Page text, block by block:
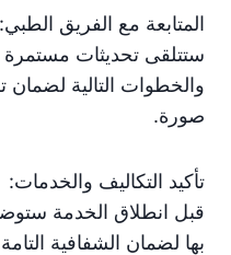
المتابعة مع الفريق الطبي:
ستتلقى تحديثات
والخطوات التالية لضمان
صورة.
تأكيد التكاليف والخدمات:
قبل انطلاق الخدمة
بها لضمان الشفافية